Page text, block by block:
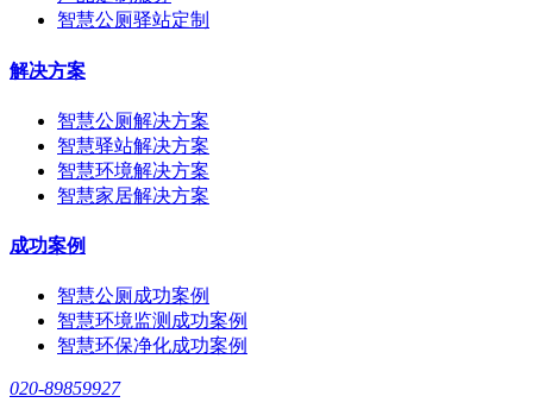
智慧公厕驿站定制
解决方案
智慧公厕解决方案
智慧驿站解决方案
智慧环境解决方案
智慧家居解决方案
成功案例
智慧公厕成功案例
智慧环境监测成功案例
智慧环保净化成功案例
020-89859927